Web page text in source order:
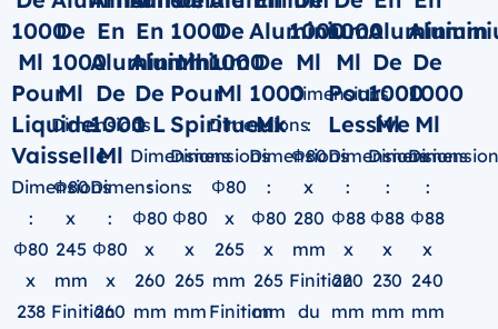
1000
Ml
Pour
Liquide
Vaisselle
Dimensions
:
Φ80
x
238
De
1000
Ml
Dimensions
:
Φ80
x
245
mm
Finition
En
Aluminium
De
1000
Ml
Dimensions
:
Φ80
x
260
En
Aluminium
De
1 L
Dimensions
:
Φ80
x
260
mm
1000
Ml
Pour
Spiritueux
Dimensions
:
Φ80
x
265
mm
De
1000
Ml
Dimensions
:
Φ80
x
265
mm
Finition
Aluminium
De
1000
Ml
Dimensions
:
Φ80
x
265
mm
1000
Ml
Dimensions
:
Φ80
x
280
mm
Finition
du
1000
Ml
Pour
Lessive
Dimensions
:
Φ88
x
220
mm
Aluminium
De
1000
Ml
Dimensions
:
Φ88
x
230
mm
De
1000
Ml
:
Φ88
x
240
mm